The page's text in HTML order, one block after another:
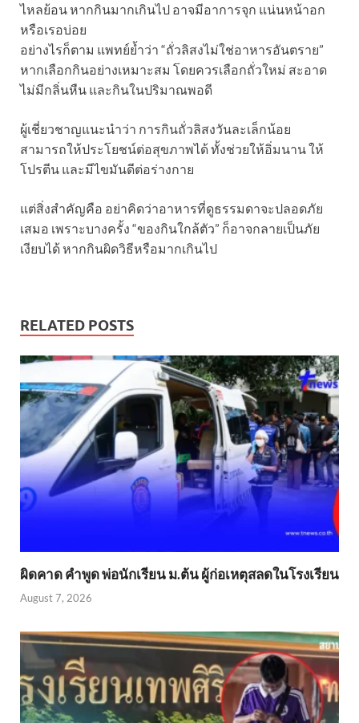
ไหลย้อน หากกินมากเกินไป อาจมีอาการจุก แน่นหน้าอก
หรือเรอบ่อย
อย่างไรก็ตาม แพทย์ย้ำว่า “ถั่วลิสงไม่ใช่อาหารอันตราย”
หากเลือกกินอย่างเหมาะสม โดยควรเลือกถั่วใหม่ สะอาด
ไม่มีกลิ่นหืน และกินในปริมาณพอดี
ผู้เชี่ยวชาญแนะนำว่า การกินถั่วลิสงวันละเล็กน้อย
สามารถให้ประโยชน์ต่อสุขภาพได้ ทั้งช่วยให้อิ่มนาน ให้
โปรตีน และมีไขมันดีต่อร่างกาย
แต่สิ่งสำคัญคือ อย่าคิดว่าอาหารที่ดูธรรมดาจะปลอดภัย
เสมอ เพราะบางครั้ง “ของกินใกล้ตัว” ก็อาจกลายเป็นภัย
เงียบได้ หากกินผิดวิธีหรือมากเกินไป
RELATED POSTS
ผิดคาด คำพูด พ่อนักเรียน ม.ต้น ผู้ก่อเหตุสลดในโรงเรียน
August 7, 2026